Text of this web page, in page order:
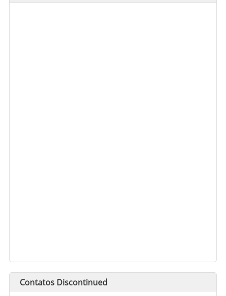
Contatos Discontinued